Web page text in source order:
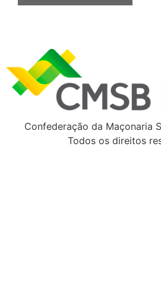
Confederação da Maçonaria
Todos os direitos